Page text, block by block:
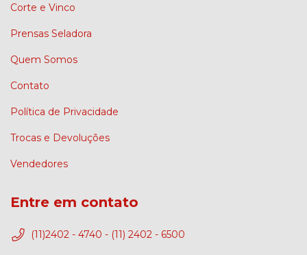
Corte e Vinco
Prensas Seladora
Quem Somos
Contato
Política de Privacidade
Trocas e Devoluções
Vendedores
Entre em contato
(11)2402 - 4740 - (11) 2402 - 6500